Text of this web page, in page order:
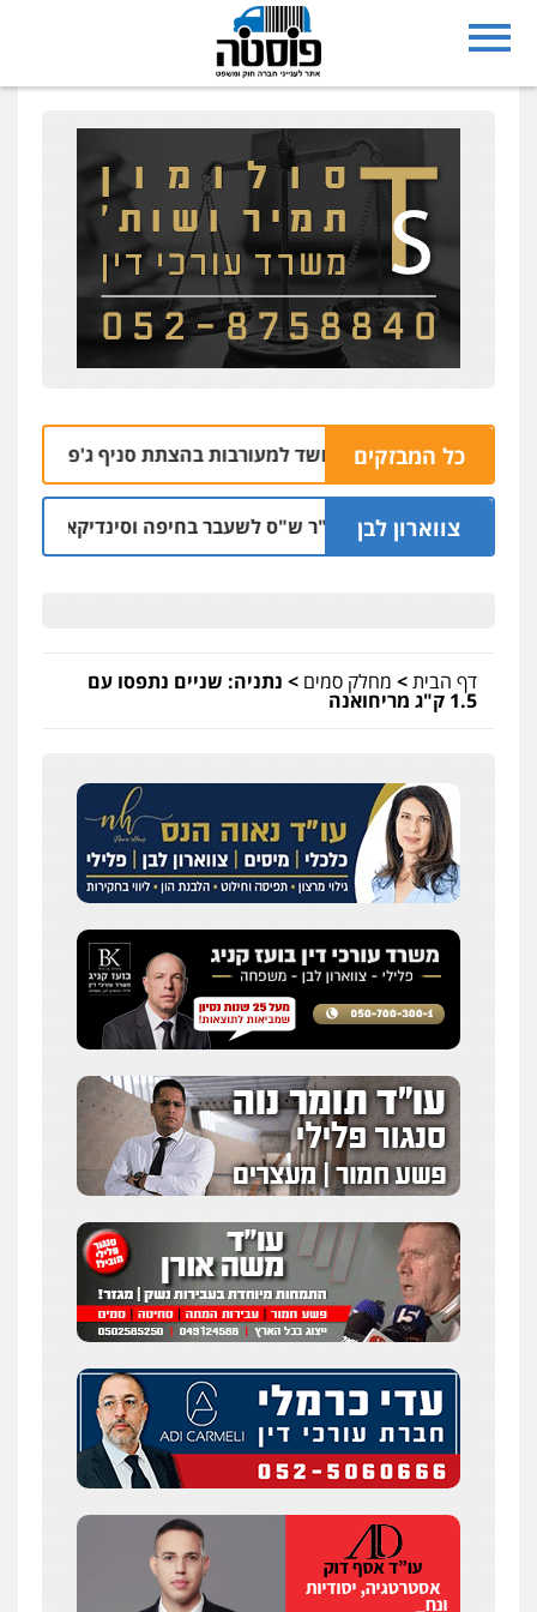
כל המבזקים
רחובות נעצרו בחשד למעורבות בהצתת סניף ג'פניקה
צווארון לבן
כתב אישום: יו"ר ש"ס לשעבר בחיפה וסינדיקאט
דף הבית> מחלק סמים > נתניה: שניים נתפסו עם
1.5 ק"ג מריחואנה